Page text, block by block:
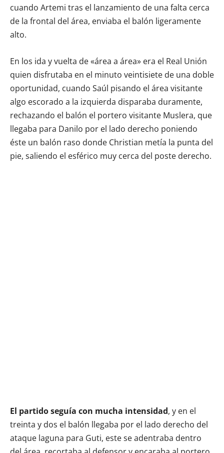
cuando Artemi tras el lanzamiento de una falta cerca
de la frontal del área, enviaba el balón ligeramente
alto.
En los ida y vuelta de «área a área» era el Real Unión
quien disfrutaba en el minuto veintisiete de una doble
oportunidad, cuando Saúl pisando el área visitante
algo escorado a la izquierda disparaba duramente,
rechazando el balón el portero visitante Muslera, que
llegaba para Danilo por el lado derecho poniendo
éste un balón raso donde Christian metía la punta del
pie, saliendo el esférico muy cerca del poste derecho.
El partido seguía con mucha intensidad, y en el
treinta y dos el balón llegaba por el lado derecho del
ataque laguna para Guti, este se adentraba dentro